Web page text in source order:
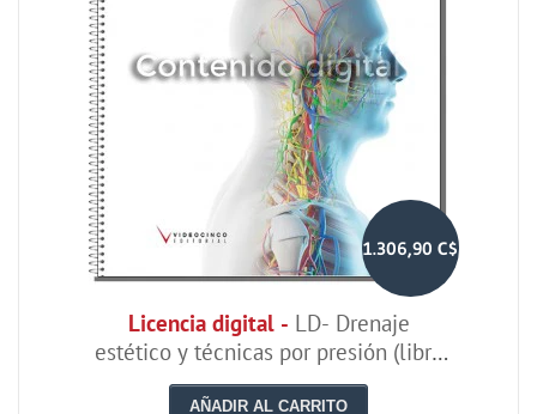
1.306,90 C$
Licencia digital - LD- Drenaje
estético y técnicas por presión (libro
de taller)
AÑADIR AL CARRITO